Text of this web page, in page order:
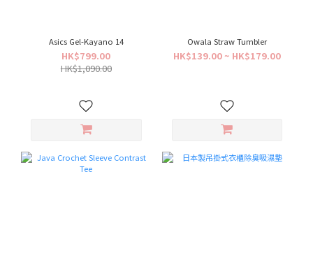
Asics Gel-Kayano 14
HK$799.00
HK$1,090.00
Owala Straw Tumbler
HK$139.00 ~ HK$179.00